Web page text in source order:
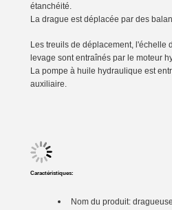
étanchéité.
La drague est déplacée par des
Les treuils de déplacement, l'échelle
levage sont entraînés par le moteur
La pompe à huile hydraulique est
auxiliaire.
Caractéristiques:
Nom du produit: